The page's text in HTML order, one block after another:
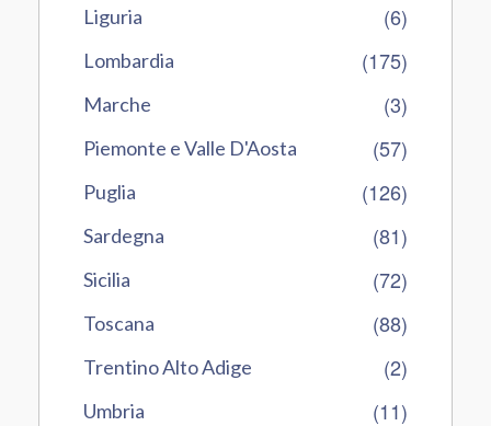
Liguria (6)
Lombardia (175)
Marche (3)
Piemonte e Valle D'Aosta (57)
Puglia (126)
Sardegna (81)
Sicilia (72)
Toscana (88)
Trentino Alto Adige (2)
Umbria (11)